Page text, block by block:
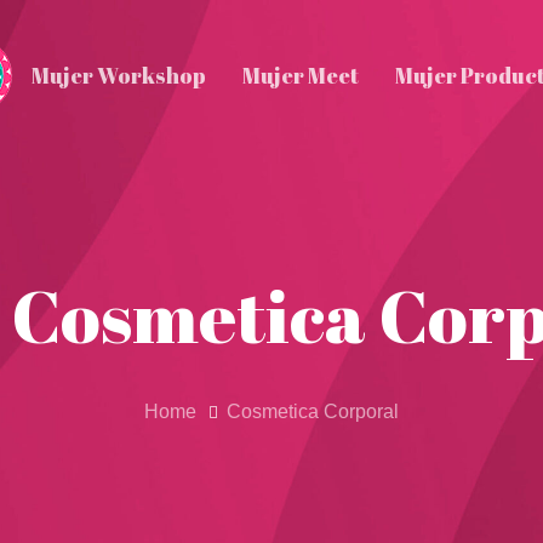
Mujer Workshop Mujer Meet Mujer
Cosmetica
Home Cosmetica Corporal